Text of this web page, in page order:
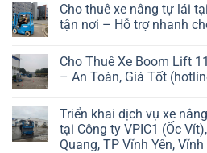
Cho thuê xe nâng tự lái
tận nơi – Hỗ trợ nhanh
Cho Thuê Xe Boom Lift
– An Toàn, Giá Tốt
Triển khai dịch vụ xe
tại Công ty VPIC1 (Ốc
Quang, TP Vĩnh Yên,